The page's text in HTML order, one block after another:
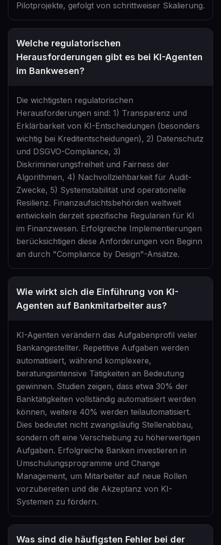
Pilotprojekte, gefolgt von schrittweiser Skalierung.
Welche regulatorischen
Herausforderungen gibt es bei KI-Agenten
im Bankwesen?
Die wichtigsten regulatorischen
Herausforderungen sind: 1) Transparenz und
Erklärbarkeit von KI-Entscheidungen (besonders
wichtig bei Kreditentscheidungen), 2) Datenschutz
und DSGVO-Compliance, 3)
Diskriminierungsfreiheit und Fairness der
Algorithmen, 4) Nachvollziehbarkeit für Audit-
Zwecke, 5) Systemstabilität und operationelle
Resilienz. Finanzaufsichtsbehörden weltweit
entwickeln derzeit spezifische Regularien für KI
im Finanzwesen. Erfolgreiche Implementierungen
berücksichtigen diese Anforderungen von Beginn
an durch "Compliance by Design"-Ansätze.
Wie wirkt sich die Einführung von KI-
Agenten auf Bankmitarbeiter aus?
KI-Agenten verändern das Aufgabenprofil vieler
Bankangestellter. Repetitive Aufgaben werden
automatisiert, während komplexere,
beratungsintensive Tätigkeiten an Bedeutung
gewinnen. Studien zeigen, dass etwa 30% der
Banktätigkeiten vollständig automatisiert werden
können, weitere 40% werden teilautomatisiert.
Dies bedeutet nicht zwangsläufig Stellenabbau,
sondern oft eine Verschiebung zu höherwertigen
Aufgaben. Erfolgreiche Banken investieren in
Umschulungsprogramme und Change
Management, um Mitarbeiter auf neue Rollen
vorzubereiten und die Akzeptanz von KI-
Systemen zu fördern.
Was sind die häufigsten Fehler bei der